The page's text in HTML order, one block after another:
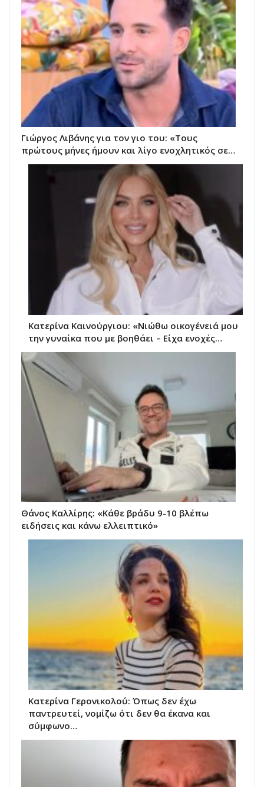
Γιώργος Λιβάνης για τον γιο του: «Τους
πρώτους μήνες ήμουν και λίγο ενοχλητικός σε…
Κατερίνα Καινούργιου: «Νιώθω οικογένειά μου
την γυναίκα που με βοηθάει – Είχα ενοχές…
Θάνος Καλλίρης: «Κάθε βράδυ 9-10 βλέπω
ειδήσεις και κάνω ελλειπτικό»
Κατερίνα Γερονικολού: Όπως δεν έχω
παντρευτεί, νομίζω ότι δεν θα έκανα και
σύμφωνο…